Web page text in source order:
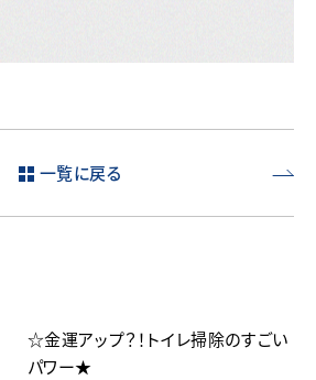
ットを
一覧に戻る
☆金運アップ？！トイレ掃除のすごい
パワー★